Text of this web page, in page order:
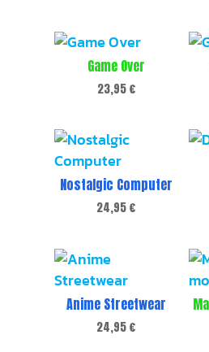
Game Over
23,95€
Nostalgic Computer
24,95€
Anime Streetwear
24,95€